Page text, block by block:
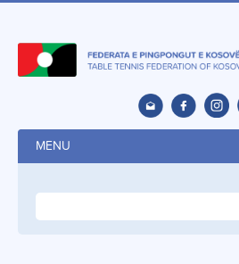
MENU